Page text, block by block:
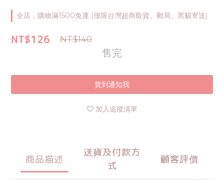
全店，購物滿1500免運 (僅限台灣超商取貨、郵局、黑貓寄送)
NT$126 NT$140
售完
貨到通知我
加入追蹤清單
商品描述
送貨及付款方
式
顧客評價